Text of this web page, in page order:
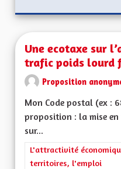
Une ecotaxe sur
trafic poids lourd
Proposition
Mon Code postal (ex :
proposition : la mise
sur...
Filtrer les résultats de
L'attractivité
territoires, l'emploi